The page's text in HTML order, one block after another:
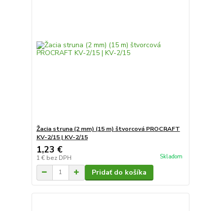
Žacia struna (2 mm) (15 m) štvorcová PROCRAFT
KV-2/15 | KV-2/15
1,23 €
1 € bez DPH Skladom
Pridať do košíka